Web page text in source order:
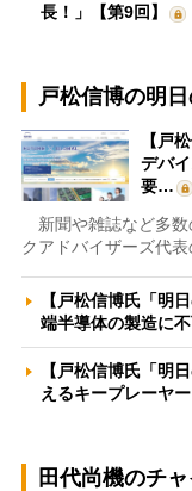
長！」【第9回】
戸松信博の明
【戸
デバ
要…
新聞や雑誌など多数
クアドバイザーズ代
【戸松信博氏「明
端半導体の製造に
【戸松信博氏「明
えるキープレーヤ
田代尚機のチ